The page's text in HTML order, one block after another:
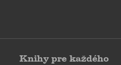
Knihy pre každého